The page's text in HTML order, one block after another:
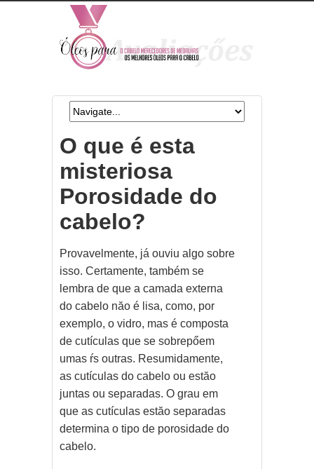
O que é esta
misteriosa
Porosidade do
cabelo?
Provavelmente, já ouviu algo sobre
isso. Certamente, também se
lembra de que a camada externa
do cabelo năo é lisa, como, por
exemplo, o vidro, mas é composta
de cutículas que se sobrepőem
umas ŕs outras. Resumidamente,
as cutículas do cabelo ou estăo
juntas ou separadas. O grau em
que as cutículas estăo separadas
determina o tipo de porosidade do
cabelo.